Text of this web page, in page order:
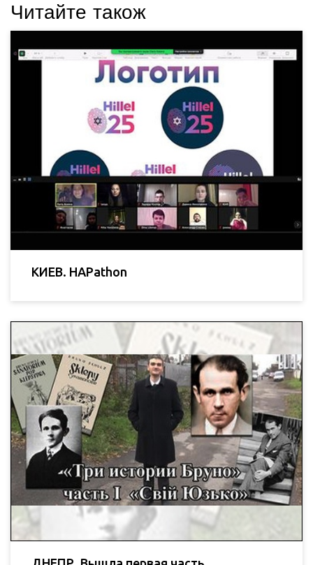
Читайте також
КИЕВ. HAPathon